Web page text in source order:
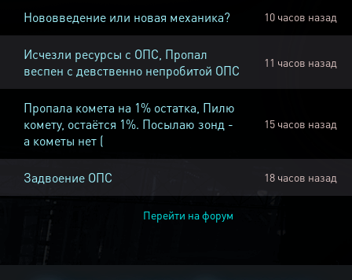
Нововведение или новая механика? 10 часов назад
Исчезли ресурсы с ОПС, Пропал
веспен с девственно непробитой ОПС
11 часов назад
Пропала комета на 1% остатка, Пилю
комету, остаётся 1%. Посылаю зонд -
а кометы нет (
15 часов назад
Задвоение ОПС 18 часов назад
Перейти на форум